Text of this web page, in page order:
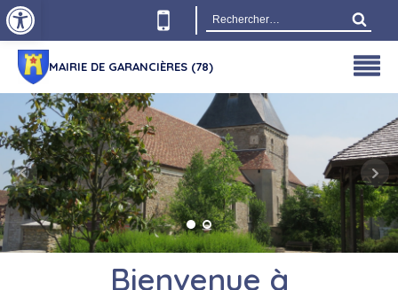
Rechercher :
MAIRIE DE GARANCIÈRES (78)
Bienvenue à